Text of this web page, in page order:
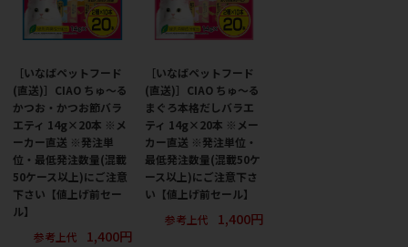
［いなばペットフード
(直送)］CIAO ちゅ～る
かつお・かつお節バラ
エティ 14g×20本 ※メ
ーカー直送 ※発注単
位・最低発注数量(混載
50ケース以上)にご注意
下さい【値上げ前セー
ル】
参考上代
1,400円
［いなばペットフード
(直送)］CIAO ちゅ～る
まぐろ本格だしバラエ
ティ 14g×20本 ※メー
カー直送 ※発注単位・
最低発注数量(混載50ケ
ース以上)にご注意下さ
い【値上げ前セール】
参考上代
1,400円